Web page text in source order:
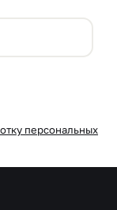
персональных